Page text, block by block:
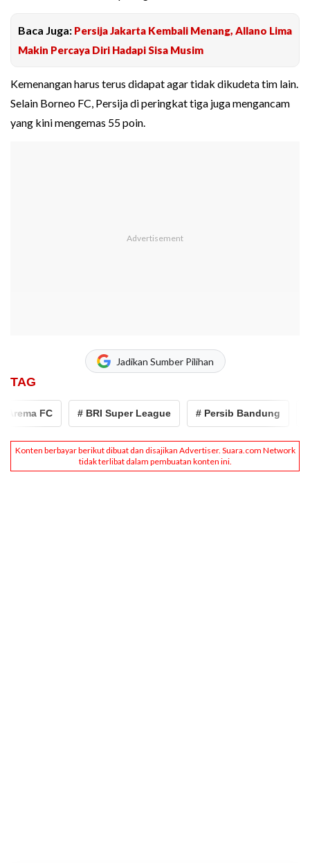
Baca Juga: Persija Jakarta Kembali Menang, Allano Lima
Makin Percaya Diri Hadapi Sisa Musim
Kemenangan harus terus didapat agar tidak dikudeta tim lain.
Selain Borneo FC, Persija di peringkat tiga juga mengancam
yang kini mengemas 55 poin.
Jadikan Sumber Pilihan
TAG
FC # BRI Super League # Persib Bandung